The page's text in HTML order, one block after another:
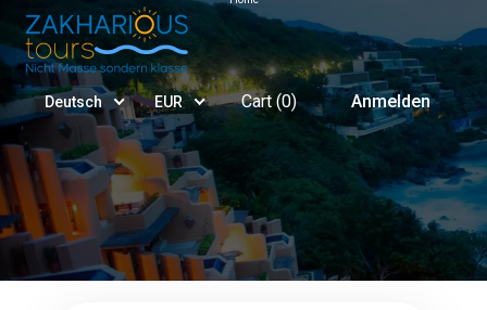
Deutsch EUR Cart (0) Anmelden